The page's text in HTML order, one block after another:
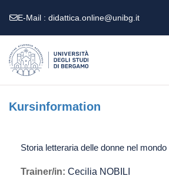
E-Mail : didattica.online@unibg.it
Kursinformation
Storia letteraria delle donne nel
Trainer/in: Cecilia NOBILI